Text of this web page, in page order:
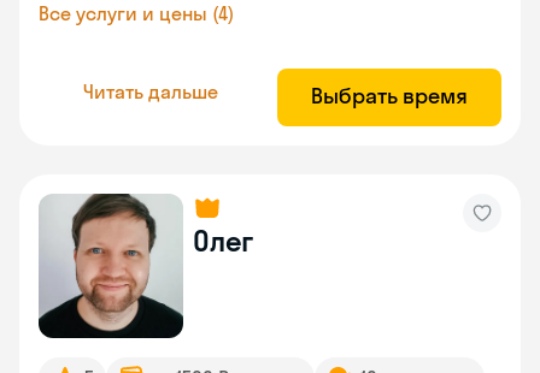
Все услуги и цены (4)
Читать дальше Выбрать время
Олег